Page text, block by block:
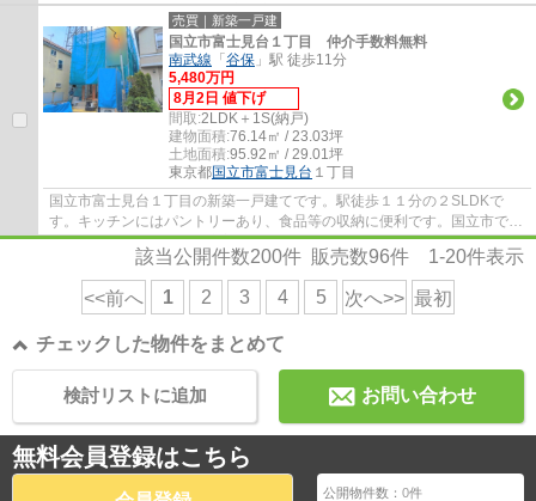
3LDKの物件はこちらです。立川市での住まい探し...
売買｜新築一戸建
国立市富士見台１丁目 仲介手数料無料
南武線 「 谷保 」駅 徒歩11分
5,480万円
8月2日 値下げ
間取:2LDK＋1S(納戸)
建物面積:76.14㎡ / 23.03坪
土地面積:95.92㎡ / 29.01坪
東京都国立市富士見台 １丁目
国立市富士見台１丁目の新築一戸建てです。駅徒歩１１分の２SLDKで
す。キッチンにはパントリーあり、食品等の収納に便利です。国立市でお
住まいをお探しなら地元密着型のエージーホー...
該当公開件数200件 販売数96件 1-20件表示
<<前へ 1 2 3 4 5 次へ>> 最初
チェックした物件をまとめて
お問い合わせ
検討リストに追加
無料会員登録はこちら
公開物件数：0件